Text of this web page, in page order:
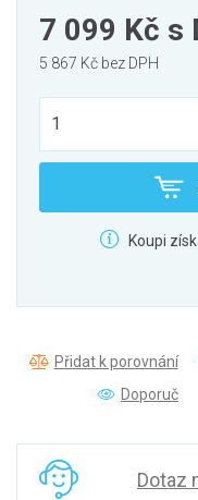
7 099 Kč s
5 867 Kč bez DPH
Koupi
Přidat k porovnání
Doporuč
Dotaz